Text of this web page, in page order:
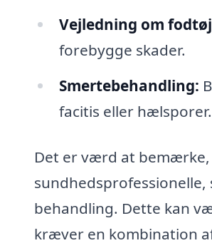
Vejledning om
forebygge skader.
Smertebehandling:
facitis eller hælsporer.
Det er værd at
behandling. Dette kan
kræver en kombination